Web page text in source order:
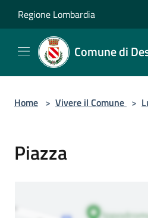
Regione Lombardia
Comune di
Home > Vivere il Comune >
Piazza